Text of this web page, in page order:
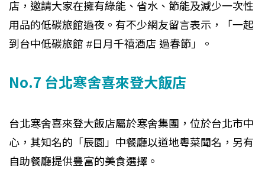
店，邀請大家在擁有綠能、省水、節能及減少一次性
用品的低碳旅館過夜。有不少網友留言表示，「一起
到台中低碳旅館 #日月千禧酒店 過春節」。
No.7 台北寒舍喜來登大飯店
台北寒舍喜來登大飯店屬於寒舍集團，位於台北市中
心，其知名的「辰園」中餐廳以道地粵菜聞名，另有
自助餐廳提供豐富的美食選擇。